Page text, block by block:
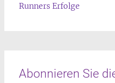
Runners Erfolge
Abonnieren Sie